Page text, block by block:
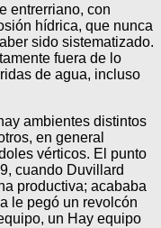
entrerriano, con
hídrica, que nunca
sido sistematizado.
fuera de lo
de agua, incluso
ambientes distintos
en general
vérticos. El punto
cuando Duvillard
productiva; acababa
le pegó un revolcón
un Hay equipo